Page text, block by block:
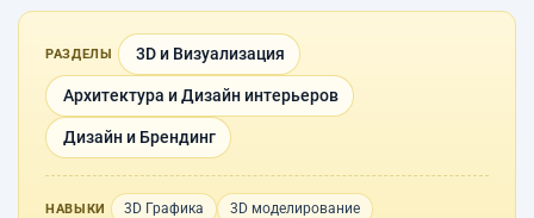
РАЗДЕЛЫ 3D и Визуализация
Архитектура и Дизайн интерьеров
Дизайн и Брендинг
НАВЫКИ 3D Графика
3D моделирование